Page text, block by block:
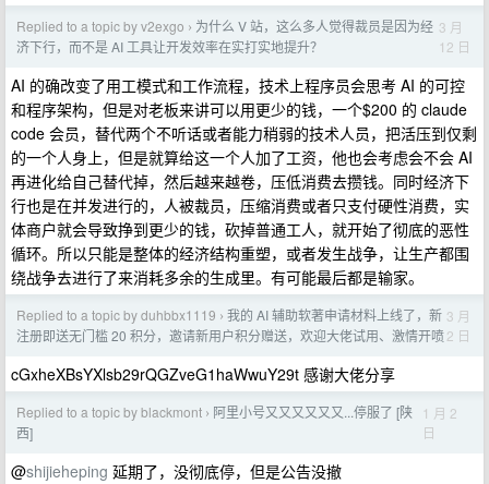
Replied to a topic by v2exgo › 为什么 V 站，这么多人觉得裁员是因为经
济下行，而不是 AI 工具让开发效率在实打实地提升？
3 月
12 日
AI 的确改变了用工模式和工作流程，技术上程序员会思考 AI 的可控
和程序架构，但是对老板来讲可以用更少的钱，一个$200 的 claude
code 会员，替代两个不听话或者能力稍弱的技术人员，把活压到仅剩
的一个人身上，但是就算给这一个人加了工资，他也会考虑会不会 AI
再进化给自己替代掉，然后越来越卷，压低消费去攒钱。同时经济下
行也是在并发进行的，人被裁员，压缩消费或者只支付硬性消费，实
体商户就会导致挣到更少的钱，砍掉普通工人，就开始了彻底的恶性
循环。所以只能是整体的经济结构重塑，或者发生战争，让生产都围
绕战争去进行了来消耗多余的生成里。有可能最后都是输家。
Replied to a topic by duhbbx1119 › 我的 AI 辅助软著申请材料上线了，新
注册即送无门槛 20 积分，邀请新用户积分赠送，欢迎大佬试用、激情开喷
3 月
2 日
cGxheXBsYXlsb29rQGZveG1haWwuY29t 感谢大佬分享
Replied to a topic by blackmont › 阿里小号又又又又又又...停服了 [陕
西]
1 月 2
日
@shijieheping 延期了，没彻底停，但是公告没撤